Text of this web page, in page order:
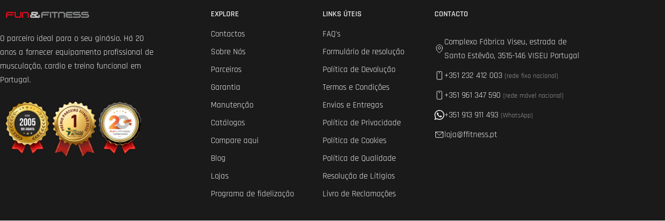
O parceiro ideal para o seu ginásio. Há 20
anos a fornecer equipamento profissional de
musculação, cardio e treino funcional em
Portugal.
EXPLORE
Contactos
Sobre Nós
Parceiros
Garantia
Manutenção
Catálogos
Compare aqui
Blog
Lojas
Programa de fidelização
LINKS ÚTEIS
FAQ's
Formulário de resolução
Política de Devolução
Termos e Condições
Envios e Entregas
Política de Privacidade
Política de Cookies
Política de Qualidade
Resolução de Lítigios
Livro de Reclamações
CONTACTO
Complexo Fábrica Viseu, estrada de
Santo Estêvão, 3515-146 VISEU Portugal
+351 232 412 003 (rede fixa nacional)
+351 961 347 590 (rede móvel nacional)
+351 913 911 493 (WhatsApp)
loja@ffitness.pt